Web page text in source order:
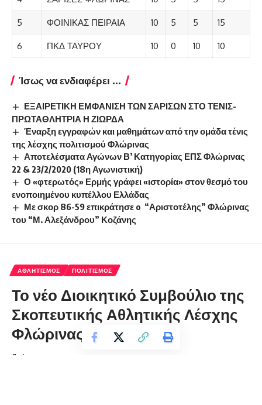
5 ΦΟΙΝΙΚΑΣ ΠΕΙΡΑΙΑ 10 5 5 15
6 ΠΚΔ ΤΑΥΡΟΥ 10 0 10 10
Ίσως να ενδιαφέρει ...
ΕΞΑΙΡΕΤΙΚΗ ΕΜΦΑΝΙΣΗ ΤΩΝ ΣΑΡΙΣΩΝ ΣΤΟ ΤΕΝΙΣ-
ΠΡΩΤΑΘΛΗΤΡΙΑ Η ΖΙΩΡΔΑ
Έναρξη εγγραφών και μαθημάτων από την ομάδα τένις
της λέσχης πολιτισμού Φλώρινας
Αποτελέσματα Αγώνων Β’ Κατηγορίας ΕΠΣ Φλώρινας
22 & 23/2/2020 (18η Αγωνιστική)
Ο «φτερωτός» Ερμής γράφει «ιστορία» στον θεσμό του
ενοποιημένου κυπέλλου Ελλάδας
Με σκορ 86-59 επικράτησε o “Αριστοτέλης” Φλώρινας
του “Μ. Αλεξάνδρου” Κοζάνης
ΑΘΛΗΤΙΣΜΌΣ ΠΟΛΙΤΙΣΜΌΣ
Το νέο Διοικητικό Συμβούλιο της
Σκοπευτικής Αθλητικής Λέσχης
Φλώρινας
florinapress.gr